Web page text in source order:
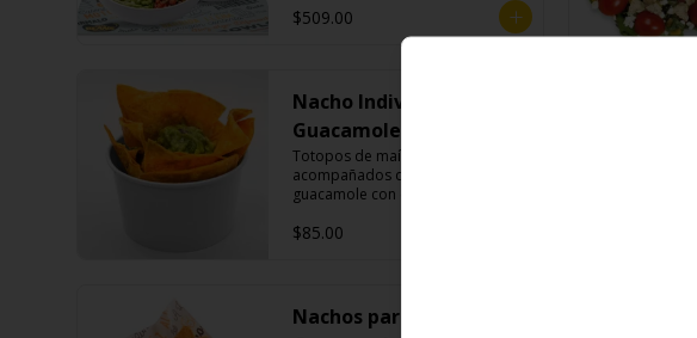
$509.00
Nacho Individual
Guacamole
Totopos de maíz fritos
acompañados de una porción de
guacamole con cebolla morada.
$85.00
Nachos para compartir